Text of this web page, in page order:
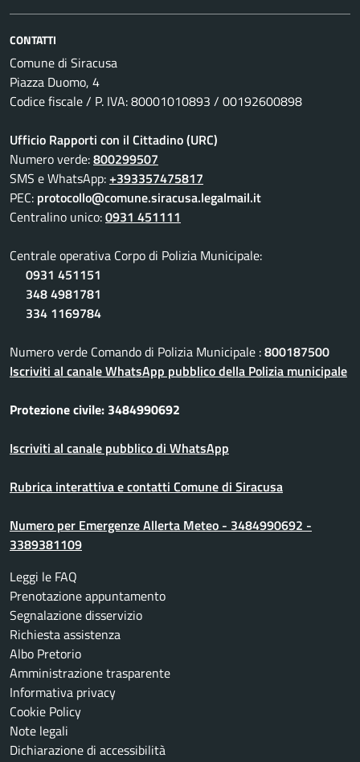
CONTATTI
Comune di Siracusa
Piazza Duomo, 4
Codice fiscale / P. IVA: 80001010893 / 00192600898
Ufficio Rapporti con il Cittadino (URC)
Numero verde:800299507
SMS e WhatsApp:+393357475817
PEC: protocollo@comune.siracusa.legalmail.it
Centralino unico:0931 451111
Centrale operativa Corpo di Polizia Municipale:
0931 451151
348 4981781
334 1169784
Numero verde Comando di Polizia Municipale :800187500
Iscriviti al canale WhatsApp pubblico della Polizia municipale
Protezione civile: 3484990692
Iscriviti al canale pubblico di WhatsApp
Rubrica interattiva e contatti Comune di Siracusa
Numero per Emergenze Allerta Meteo - 3484990692 -
3389381109
Leggi le FAQ
Prenotazione appuntamento
Segnalazione disservizio
Richiesta assistenza
Albo Pretorio
Amministrazione trasparente
Informativa privacy
Cookie Policy
Note legali
Dichiarazione di accessibilità